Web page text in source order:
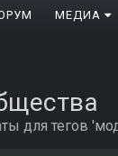
МЕДИА
для тегов